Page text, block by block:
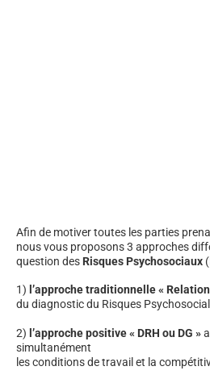
Afin de motiver toutes les parties
nous vous proposons 3 approches
question des Risques Psychosociaux
1) l’approche traditionnelle «
du diagnostic du Risques
2) l’approche positive « DRH ou DG »
simultanément
les conditions de travail et la